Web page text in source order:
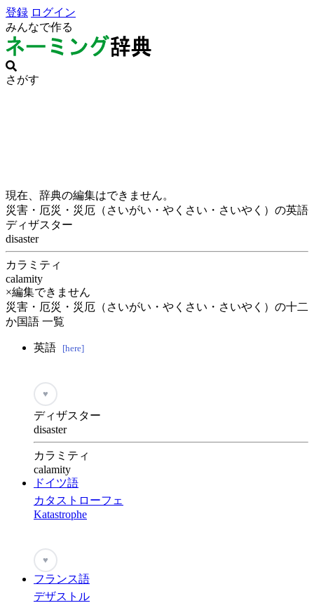
登録 ログイン
みんなで作る
さがす
現在、辞典の編集はできません。
災害・厄災・災厄（さいがい・やくさい・さいやく）の英語
ディザスター
disaster
カラミティ
calamity
×編集できません
災害・厄災・災厄（さいがい・やくさい・さいやく）の十二
か国語 一覧
英語 [here]
♥
ディザスター
disaster
カラミティ
calamity
ドイツ語
カタストローフェ
Katastrophe
♥
フランス語
デザストル